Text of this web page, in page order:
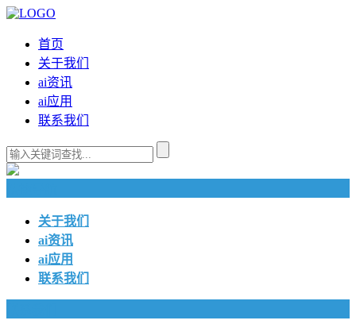
首页
关于我们
ai资讯
ai应用
联系我们
关于我们
ai资讯
ai应用
联系我们